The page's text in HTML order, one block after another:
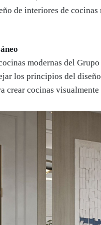
de interiores de
modernas del
los principios del
crear cocinas